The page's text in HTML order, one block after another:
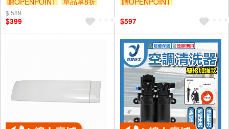
板｜防風擋板｜冷氣直吹
$ 589
$399
$597